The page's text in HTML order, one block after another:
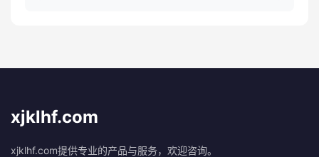
xjklhf.com
xjklhf.com提供专业的产品与服务，欢迎咨询。